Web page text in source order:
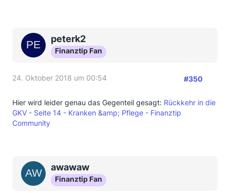
peterk2
Finanztip Fan
24. Oktober 2018 um 00:54 #350
Hier wird leider genau das Gegenteil gesagt: Rückkehr in die
GKV - Seite 14 - Kranken &amp; Pflege - Finanztip
Community
awawaw
Finanztip Fan